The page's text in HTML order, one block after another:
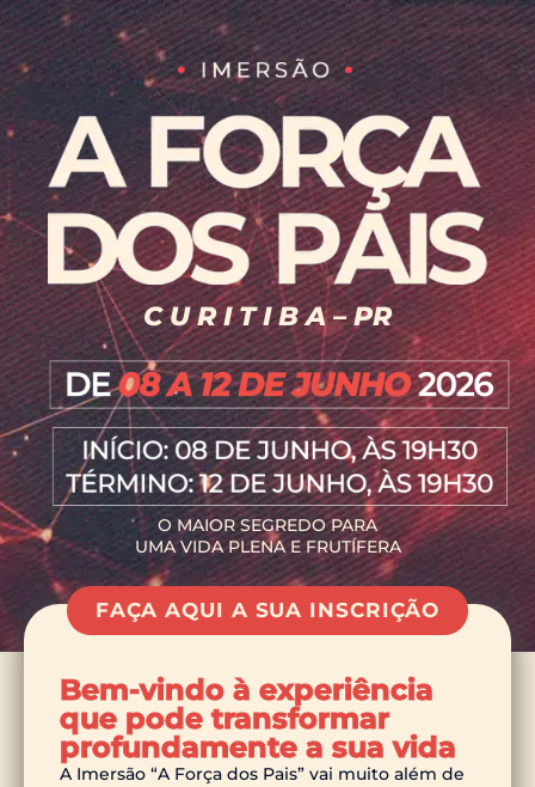
C U R I T I B A – PR
O MAIOR SEGREDO PARA
UMA VIDA PLENA E FRUTÍFERA
FAÇA AQUI A SUA INSCRIÇÃO
Bem-vindo à experiência
que pode transformar
profundamente a sua vida
A Imersão “A Força dos Pais” vai muito além de